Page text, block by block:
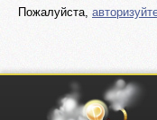
Пожалуйста,